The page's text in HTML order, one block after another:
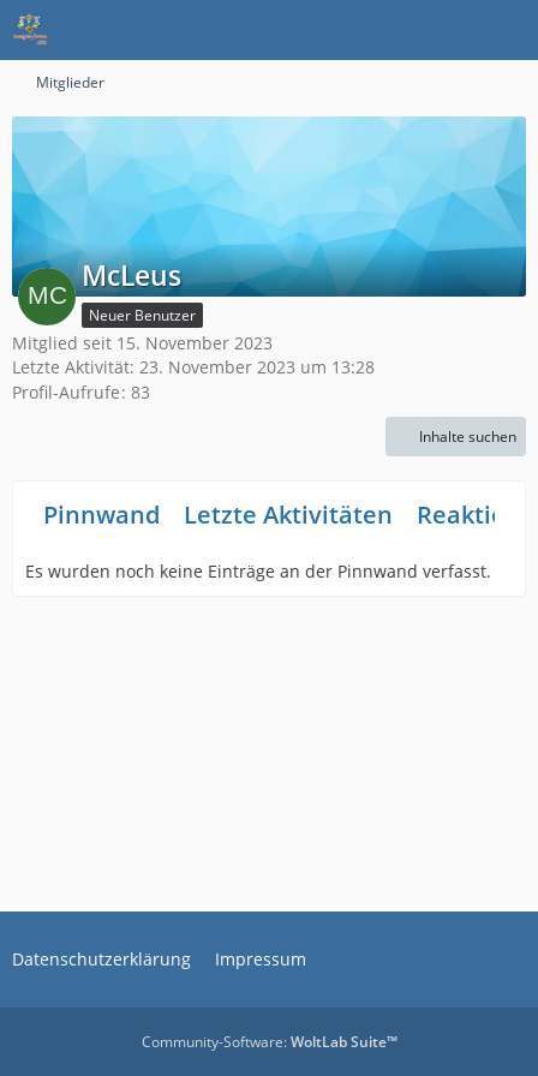
Mitglieder
McLeus
Neuer Benutzer
Mitglied seit 15. November 2023
Letzte Aktivität: 23. November 2023 um 13:28
Profil-Aufrufe 83
Inhalte suchen
Pinnwand Letzte Aktivitäten
Es wurden noch keine Einträge an der Pinnwand verfasst.
Datenschutzerklärung Impressum
Community-Software:WoltLab Suite™